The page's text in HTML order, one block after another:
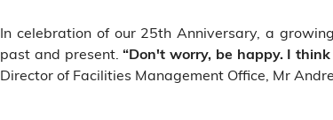
In celebration of our 25th Anniversary, a
past and present.“Don't worry, be happy. I
Director of Facilities Management Office, Mr